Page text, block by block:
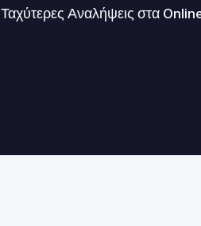
Ταχύτερες Αναλήψεις στα